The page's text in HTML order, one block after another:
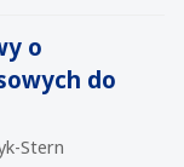
o
do
Stern